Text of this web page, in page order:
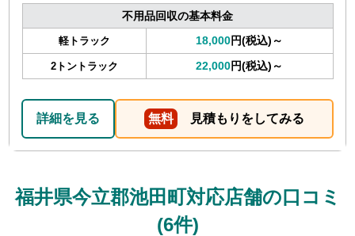
不用品回収の基本料金
軽トラック 18,000円(税込)～
2トントラック 22,000円(税込)～
詳細を見る 無料 見積もりをしてみる
福井県今立郡池田町対応店舗の口コミ
(6件)